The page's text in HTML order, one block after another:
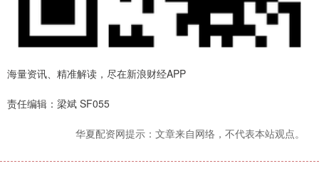
海量资讯、精准解读，尽在新浪财经APP
责任编辑：梁斌 SF055
华夏配资网提示：文章来自网络，不代表本站观点。